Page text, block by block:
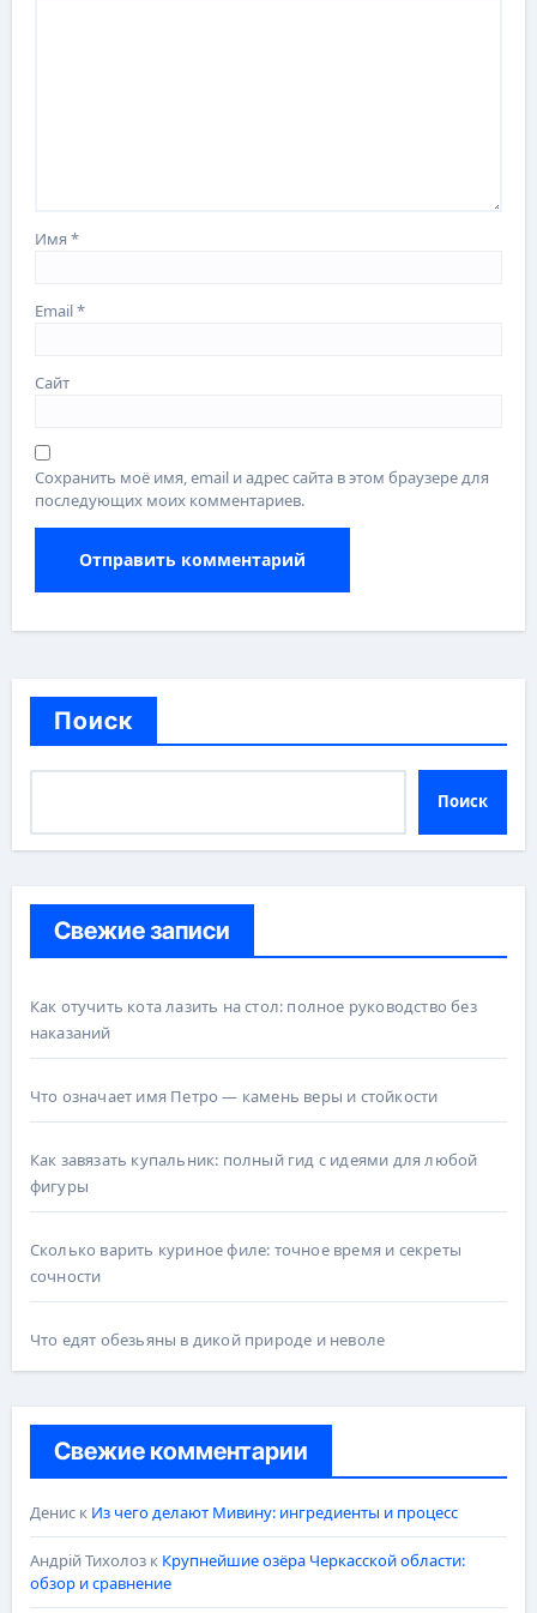
Имя*
Email*
Сайт
Сохранить моё имя, email и адрес сайта в этом браузере для
последующих моих комментариев.
Поиск
Поиск
Свежие записи
Как отучить кота лазить на стол: полное руководство без
наказаний
Что означает имя Петро — камень веры и стойкости
Как завязать купальник: полный гид с идеями для любой
фигуры
Сколько варить куриное филе: точное время и секреты
сочности
Что едят обезьяны в дикой природе и неволе
Свежие комментарии
Дениск Из чего делают Мивину: ингредиенты и процесс
Андрій Тихолозк Крупнейшие озёра Черкасской области:
обзор и сравнение